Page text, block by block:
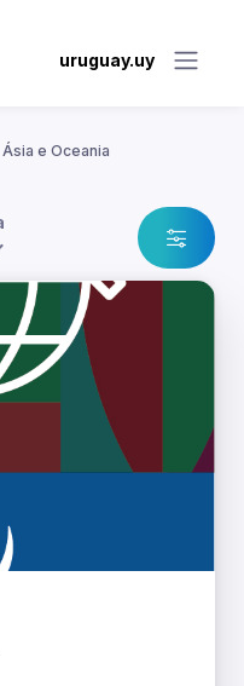
uruguay.uy
Ásia e Oceania